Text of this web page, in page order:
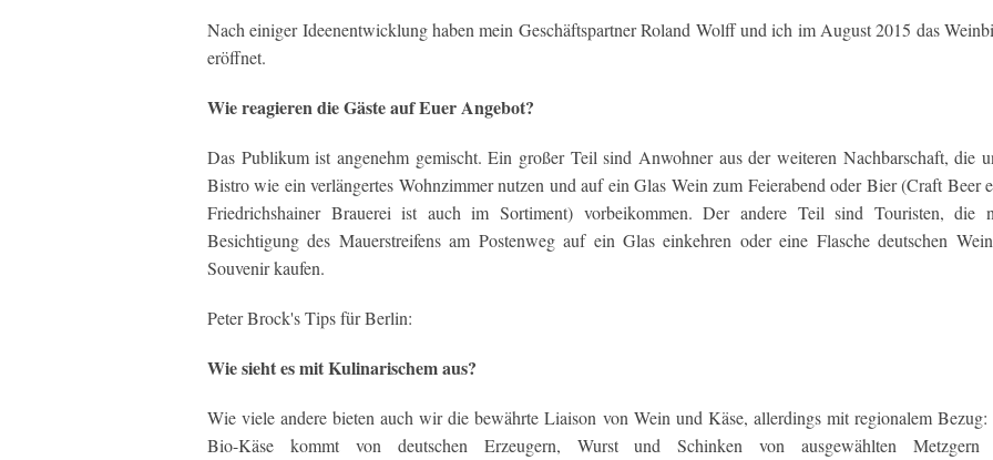
Nach einiger Ideenentwicklung haben mein Geschäftspartner Roland Wolff und ich im August 2015 das
eröffnet.
Wie reagieren die Gäste auf Euer Angebot?
Das Publikum ist angenehm gemischt. Ein großer Teil sind Anwohner aus der weiteren Nachbarschaft, die
Bistro wie ein verlängertes Wohnzimmer nutzen und auf ein Glas Wein zum Feierabend oder Bier (Craft Beer
Friedrichshainer Brauerei ist auch im Sortiment) vorbeikommen. Der andere Teil sind Touristen, die
Besichtigung des Mauerstreifens am Postenweg auf ein Glas einkehren oder eine Flasche deutschen
Souvenir kaufen.
Peter Brock's Tips für Berlin:
Wie sieht es mit Kulinarischem aus?
Wie viele andere bieten auch wir die bewährte Liaison von Wein und Käse, allerdings mit regionalem
Bio-Käse kommt von deutschen Erzeugern, Wurst und Schinken von ausgewählten Metzgern